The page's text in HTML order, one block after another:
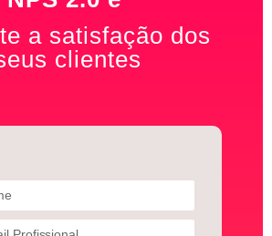
a satisfação dos
clientes